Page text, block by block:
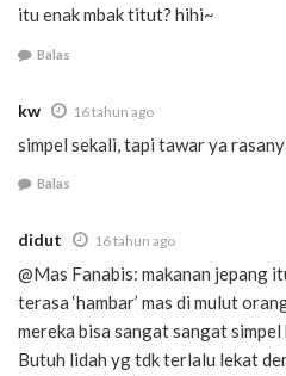
itu enak mbak titut? hihi~
Balas
kw 16 tahun ago
simpel sekali, tapi tawar ya
Balas
didut 16 tahun ago
@Mas Fanabis: makanan jepang
terasa ‘hambar’ mas di mulut
mereka bisa sangat sangat simpel
Butuh lidah yg tdk terlalu lekat